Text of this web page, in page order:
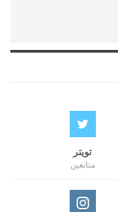
تويتر
متابعين